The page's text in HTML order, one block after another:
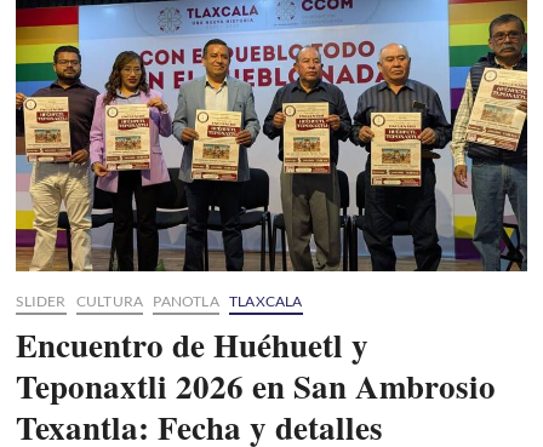
2026
SLIDER CULTURA PANOTLA TLAXCALA
Encuentro de Huéhuetl y
Teponaxtli 2026 en San Ambrosio
Texantla: Fecha y detalles